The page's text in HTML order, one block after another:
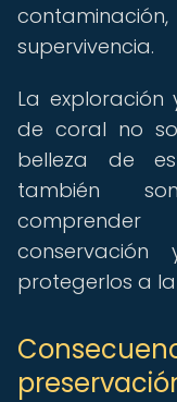
supervivencia.
La
de coral no
belleza de
también
protegerlos a